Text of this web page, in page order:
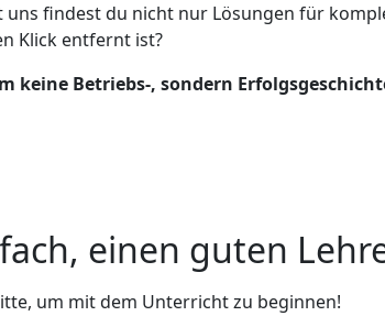
findest du nicht nur Lösungen für
Klick entfernt ist?
keine Betriebs-, sondern
einen guten
um mit dem Unterricht zu beginnen!